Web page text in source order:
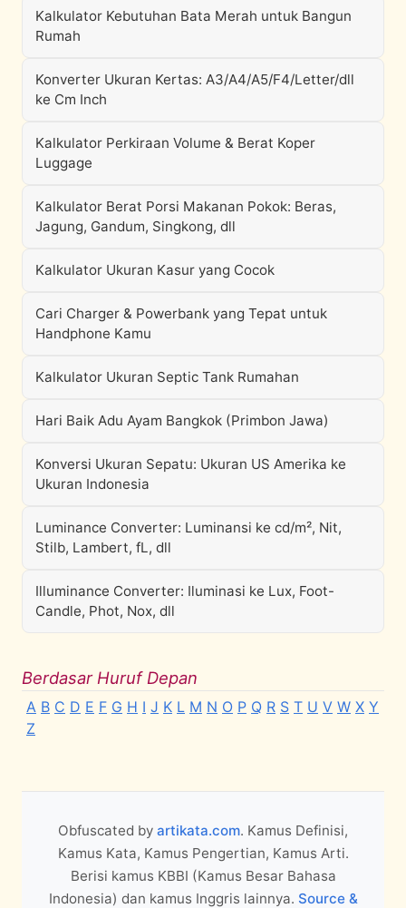
Kalkulator Kebutuhan Bata Merah untuk Bangun
Rumah
Konverter Ukuran Kertas: A3/A4/A5/F4/Letter/dll
ke Cm Inch
Kalkulator Perkiraan Volume & Berat Koper
Luggage
Kalkulator Berat Porsi Makanan Pokok: Beras,
Jagung, Gandum, Singkong, dll
Kalkulator Ukuran Kasur yang Cocok
Cari Charger & Powerbank yang Tepat untuk
Handphone Kamu
Kalkulator Ukuran Septic Tank Rumahan
Hari Baik Adu Ayam Bangkok (Primbon Jawa)
Konversi Ukuran Sepatu: Ukuran US Amerika ke
Ukuran Indonesia
Luminance Converter: Luminansi ke cd/m², Nit,
Stilb, Lambert, fL, dll
Illuminance Converter: Iluminasi ke Lux, Foot-
Candle, Phot, Nox, dll
Berdasar Huruf Depan
A B C D E F G H I J K L M N O P Q R S T U V W X Y
Z
Obfuscated by artikata.com. Kamus Definisi,
Kamus Kata, Kamus Pengertian, Kamus Arti.
Berisi kamus KBBI (Kamus Besar Bahasa
Indonesia) dan kamus Inggris lainnya. Source &